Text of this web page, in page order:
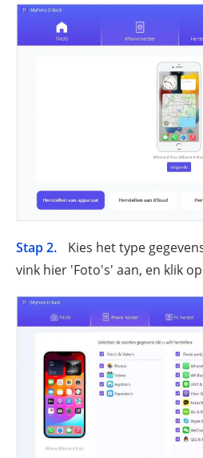
Stap 2.
Kies het type
vink hier 'Foto's' aan, en klik